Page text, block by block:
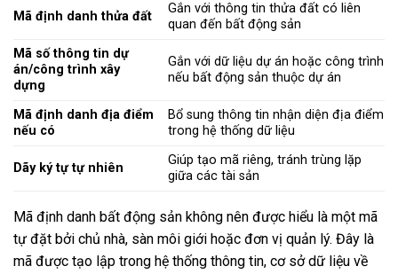
Mã định danh thửa đất
Gắn với thông tin thửa đất có liên
quan đến bất động sản
Mã số thông tin dự
án/công trình xây
dựng
Gắn với dữ liệu dự án hoặc công trình
nếu bất động sản thuộc dự án
Mã định danh địa điểm
nếu có
Bổ sung thông tin nhận diện địa điểm
trong hệ thống dữ liệu
Dãy ký tự tự nhiên
Giúp tạo mã riêng, tránh trùng lặp
giữa các tài sản
Mã định danh bất động sản không nên được hiểu là một mã
tự đặt bởi chủ nhà, sàn môi giới hoặc đơn vị quản lý. Đây là
mã được tạo lập trong hệ thống thông tin, cơ sở dữ liệu về